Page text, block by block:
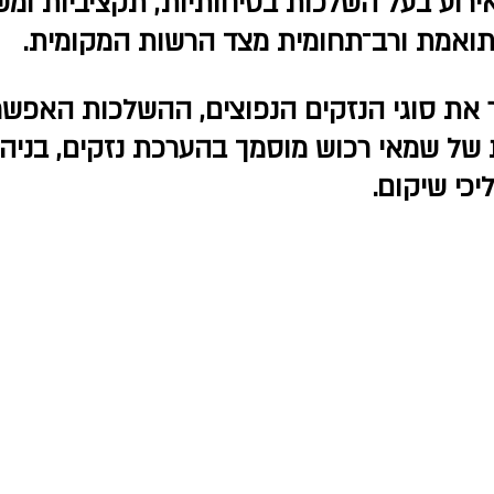
ורב־תחומית מצד הרשות המקומית.
את סוגי הנזקים הנפוצים, ההשלכות
של שמאי רכוש מוסמך בהערכת נזקים,
שיקום.